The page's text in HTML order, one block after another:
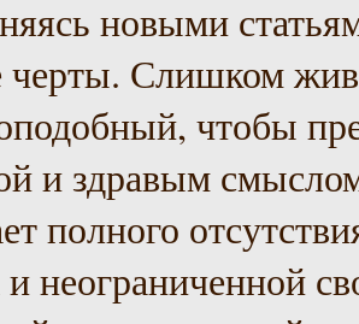
новыми
черты. Слишком
чтобы
и здравым
полного
неограниченной